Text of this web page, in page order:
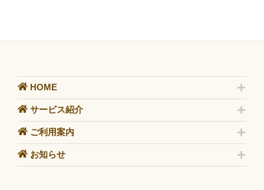
HOME
サービス紹介
ご利用案内
お知らせ